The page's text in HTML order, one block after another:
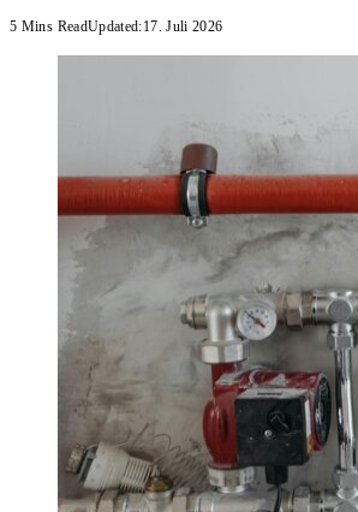
5 Mins ReadUpdated:17. Juli 2026